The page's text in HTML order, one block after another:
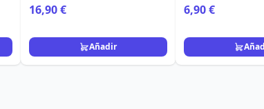
16,90 €
Añadir
6,90 €